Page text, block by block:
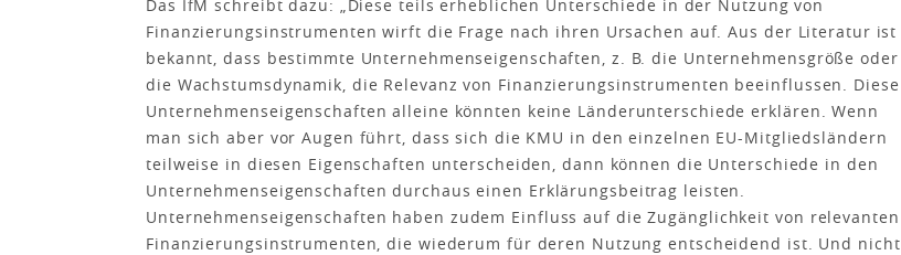
Das IfM schreibt dazu: „Diese teils erheblichen Unterschiede in der Nutzung von
Finanzierungsinstrumenten wirft die Frage nach ihren Ursachen auf. Aus der Literatur ist
bekannt, dass bestimmte Unternehmenseigenschaften, z. B. die Unternehmensgröße oder
die Wachstumsdynamik, die Relevanz von Finanzierungsinstrumenten beeinflussen. Diese
Unternehmenseigenschaften alleine könnten keine Länderunterschiede erklären. Wenn
man sich aber vor Augen führt, dass sich die KMU in den einzelnen EU-Mitgliedsländern
teilweise in diesen Eigenschaften unterscheiden, dann können die Unterschiede in den
Unternehmenseigenschaften durchaus einen Erklärungsbeitrag leisten.
Unternehmenseigenschaften haben zudem Einfluss auf die Zugänglichkeit von relevanten
Finanzierungsinstrumenten, die wiederum für deren Nutzung entscheidend ist. Und nicht